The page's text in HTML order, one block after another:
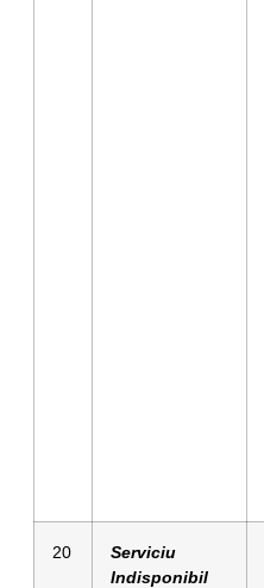
20
Serviciu
Indisponibil